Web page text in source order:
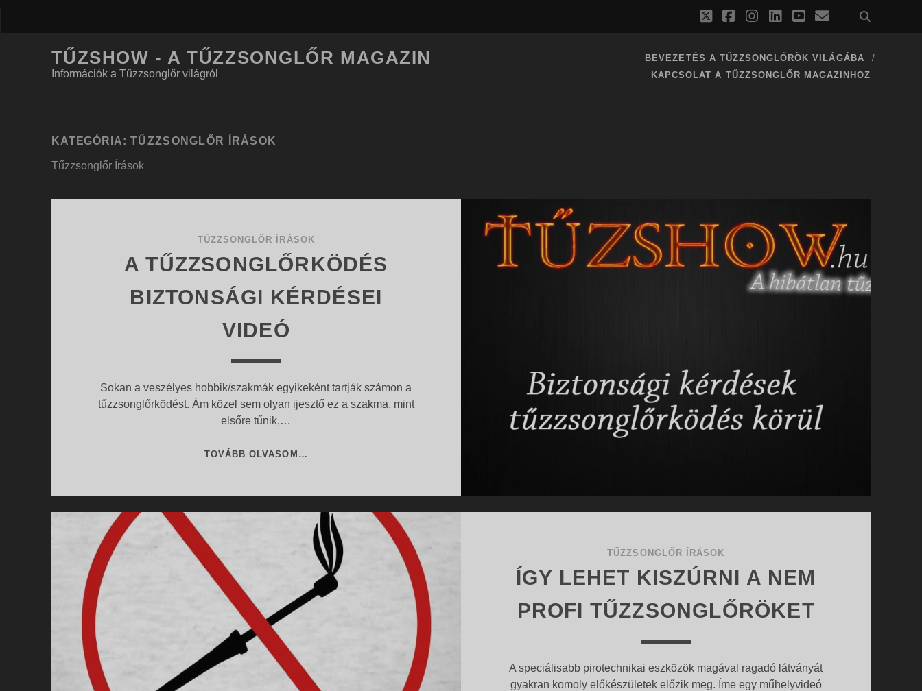
twitterfacebook
instagram
linkedin
youtube
email
TŰZSHOW - A TŰZZSONGLŐR MAGAZIN
Információk a Tűzzsonglőr világról
BEVEZETÉS A TŰZZSONGLŐRÖK VILÁGÁBA
KAPCSOLAT A TŰZZSONGLŐR MAGAZINHOZ
KATEGÓRIA:TŰZZSONGLŐR ÍRÁSOK
Tűzzsonglőr Írások
TŰZZSONGLŐR ÍRÁSOK
A TŰZZSONGLŐRKÖDÉS
BIZTONSÁGI KÉRDÉSEI
VIDEÓ
Sokan a veszélyes hobbik/szakmák egyikeként tartják számon a
tűzzsonglőrködést. Ám közel sem olyan ijesztő ez a szakma, mint
elsőre tűnik,…
TOVÁBB OLVASOM…
VIDEÓ
TŰZZSONGLŐR ÍRÁSOK
ÍGY LEHET KISZÚRNI A NEM
PROFI TŰZZSONGLŐRÖKET
A speciálisabb pirotechnikai eszközök magával ragadó látványát
gyakran komoly előkészületek előzik meg. Íme egy műhelyvideó